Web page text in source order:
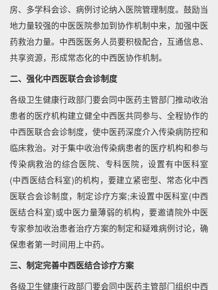
房、多学科会诊、病例讨论纳入医院管理制度。鼓励当
地力量较强的中医医院参加到协作机制中来，加强中医
药救治力量。中西医医务人员要积极配合，互通信息、
共享资源，形成常态化的中西医协作机制。
二、强化中西医联合会诊制度
各级卫生健康行政部门要会同中医药主管部门推动收治
患者的医疗机构建立健全中西医共同参与、全程协作的
中西医联合会诊制度，使中医药深度介入传染病防控和
临床救治。对于集中收治传染病患者的医疗机构和参与
传染病救治的综合医院、专科医院，设置有中医科室
(中西医结合科室)的机构，要建立紧密型、常态化中西
医联合会诊制度，制定诊疗方案;未设置中医科室(中西
医结合科室)或中医力量薄弱的机构，要邀请院外中医
专家参加收治患者治疗方案的制定和疑难病例讨论，确
保患者第一时间用上中药。
三、制定完善中西医结合诊疗方案
各级卫生健康行政部门要会同中医药主管部门组织中西